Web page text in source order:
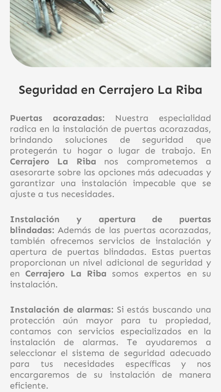
Seguridad en Cerrajero La Riba
Puertas acorazadas: Nuestra especialidad
radica en la instalación de puertas acorazadas,
brindando soluciones de seguridad que
protegerán tu hogar o lugar de trabajo. En
Cerrajero La Riba nos comprometemos a
asesorarte sobre las opciones más adecuadas y
garantizar una instalación impecable que se
ajuste a tus necesidades.
Instalación y apertura de puertas
blindadas:Además de las puertas acorazadas,
también ofrecemos servicios de instalación y
apertura de puertas blindadas. Estas puertas
proporcionan un nivel adicional de seguridad y
en Cerrajero La Riba somos expertos en su
instalación.
Instalación de alarmas: Si estás buscando una
protección aún mayor para tu propiedad,
contamos con servicios especializados en la
instalación de alarmas. Te ayudaremos a
seleccionar el sistema de seguridad adecuado
para tus necesidades específicas y nos
encargaremos de su instalación de manera
eficiente.